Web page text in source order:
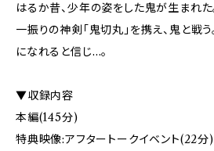
はるか昔、少年の姿をした鬼が生まれた
一振りの神剣「鬼切丸」を携え、鬼と戦
になれると信じ…。
▼収録内容
本編(145分)
特典映像:アフタートークイベント(22分)